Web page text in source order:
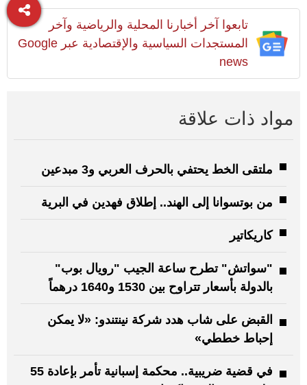
تابعوا آخر أخبارنا المحلية والرياضية وآخر
المستجدات السياسية والإقتصادية عبر Google
news
مواد ذات علاقة
ملتقى الخط يحتفي بالحرف العربي و3 مبدعين
من بوتسوانا إلى الهند.. إطلاق فهدين في البرية
كاريكاتير
"سواتش" تطرح ساعة الجيب "رويال بوب"
بالدولة بأسعار تتراوح بين 1530 و1640 درهماً
القبض على شاب هدد شركة نينتندو: «لا يمكن
إحباط خططي»
في قضية ضريبية.. محكمة إسبانية تأمر بإعادة 55